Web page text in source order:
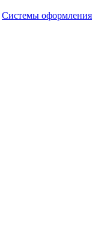
Системы оформления